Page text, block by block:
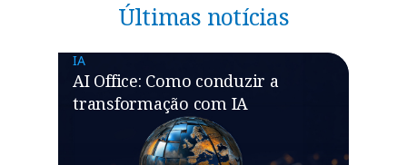
Últimas notícias
IA
AI Office: Como conduzir a
transformação com IA